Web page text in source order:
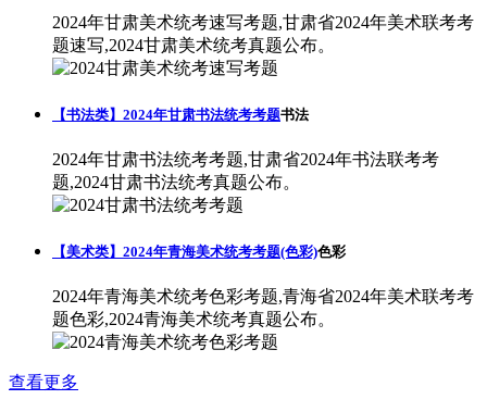
2024年甘肃美术统考速写考题,甘肃省2024年美术联考考
题速写,2024甘肃美术统考真题公布。
【书法类】2024年甘肃书法统考考题书法
2024年甘肃书法统考考题,甘肃省2024年书法联考考
题,2024甘肃书法统考真题公布。
【美术类】2024年青海美术统考考题(色彩)色彩
2024年青海美术统考色彩考题,青海省2024年美术联考考
题色彩,2024青海美术统考真题公布。
查看更多